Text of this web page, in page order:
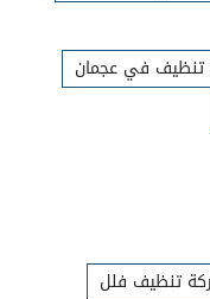
في عجمان
تنظيف فلل